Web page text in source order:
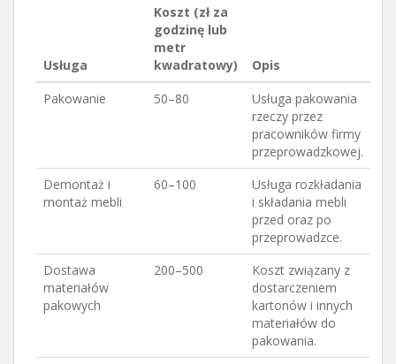
Usługa
Koszt (zł za
godzinę lub
metr
kwadratowy)
Opis
Pakowanie
50–80
Usługa pakowania
rzeczy przez
pracowników firmy
przeprowadzkowej.
Demontaż i
montaż mebli
60–100
Usługa rozkładania
i składania mebli
przed oraz po
przeprowadzce.
Dostawa
materiałów
pakowych
200–500
Koszt związany z
dostarczeniem
kartonów i innych
materiałów do
pakowania.